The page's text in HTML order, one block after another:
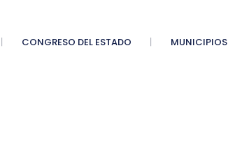
CONGRESO DEL ESTADO MUNICIPIOS